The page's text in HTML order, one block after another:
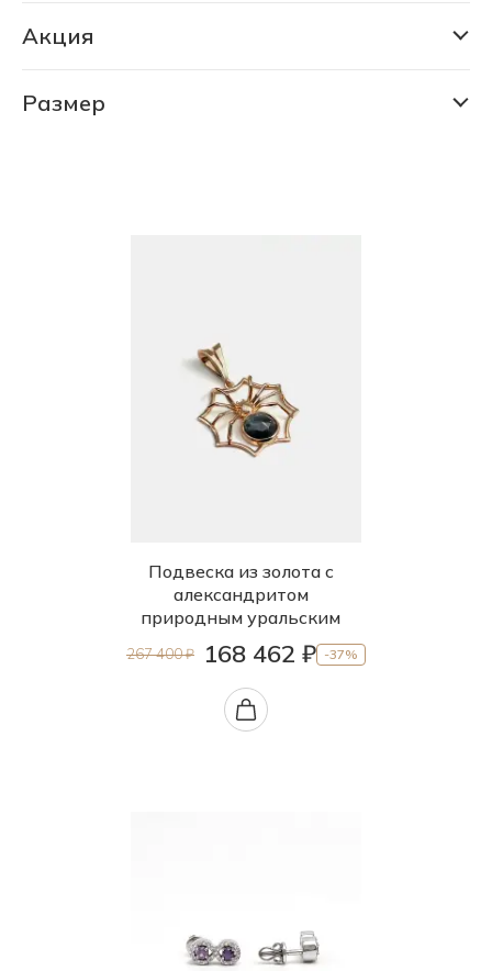
Акция
СКИДКА 75% (1145 шт)
Размер
Подвеска из золота с
александритом
природным уральским
267 400 ₽ 168 462 ₽ -37%